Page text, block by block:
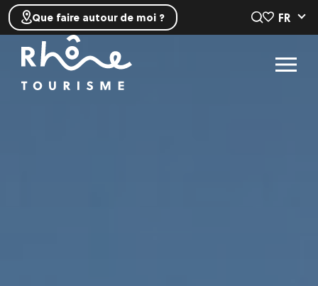
Que faire autour de moi ? FR